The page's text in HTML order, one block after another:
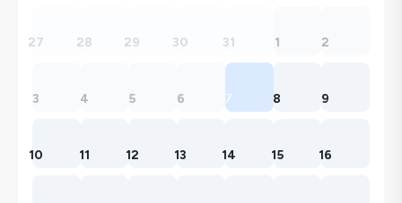
27 28 29 30 31 1 2
3 4 5 6 7 8 9
10 11 12 13 14 15 16